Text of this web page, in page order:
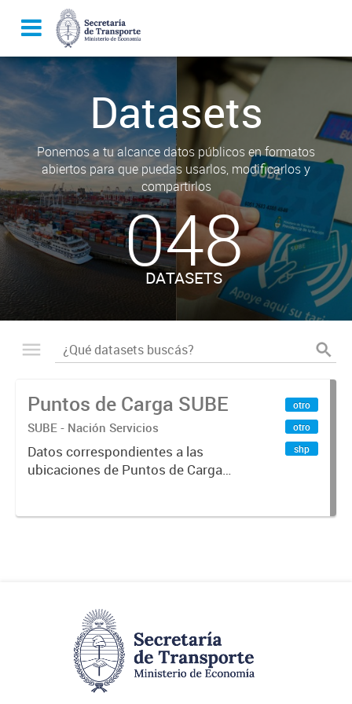
Datasets
Ponemos a tu alcance datos públicos en formatos
abiertos para que puedas usarlos, modificarlos y
compartirlos
048
DATASETS
Puntos de Carga SUBE
SUBE - Nación Servicios
Datos correspondientes a las
ubicaciones de Puntos de Carga
otro
otro
shp